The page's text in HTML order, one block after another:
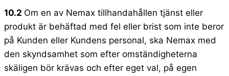
10.2 Om en av Nemax tillhandahållen tjänst eller
produkt är behäftad med fel eller brist som inte beror
på Kunden eller Kundens personal, ska Nemax med
den skyndsamhet som efter omständigheterna
skäligen bör krävas och efter eget val, på egen